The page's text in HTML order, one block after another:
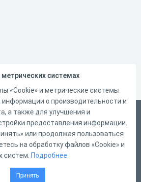
связи
метрических системах
«Cookie» и метрические системы
информации о производительности и
а также для улучшения и
предоставления информации.
или продолжая пользоваться
на обработку файлов «Cookie» и
систем. Подробнее
Принять